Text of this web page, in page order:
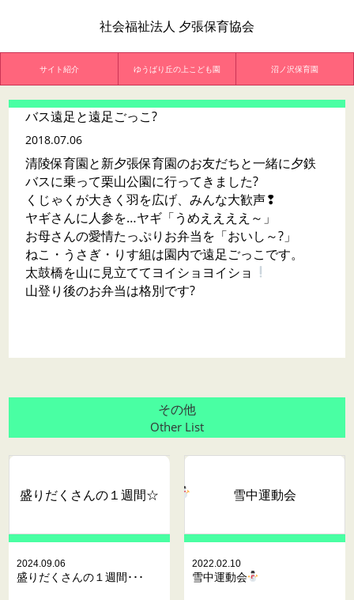
社会福祉法人 夕張保育協会
サイト紹介 ゆうばり丘の上こども園 沼ノ沢保育園
バス遠足と遠足ごっこ?
2018.07.06
清陵保育園と新夕張保育園のお友だちと一緒に夕鉄
バスに乗って栗山公園に行ってきました?
くじゃくが大きく羽を広げ、みんな大歓声❢
ヤギさんに人参を…ヤギ「うめええええ～」
お母さんの愛情たっぷりお弁当を「おいし～?」
ねこ・うさぎ・りす組は園内で遠足ごっこです。
太鼓橋を山に見立ててヨイショヨイショ
山登り後のお弁当は格別です?
その他
Other List
盛りだくさんの１週間☆
2024.09.06
盛りだくさんの１週間･･･
雪中運動会
2022.02.10
雪中運動会